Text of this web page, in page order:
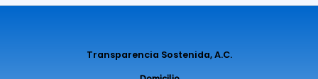
Transparencia Sostenida, A.C.